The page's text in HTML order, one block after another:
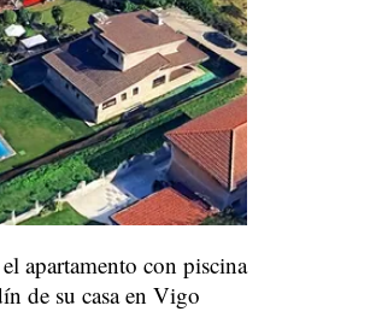
apartamento con piscina
de su casa en Vigo